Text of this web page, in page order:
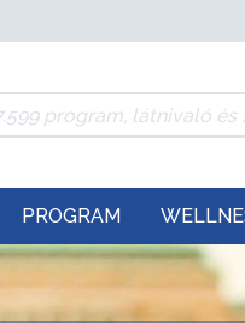
PROGRAM